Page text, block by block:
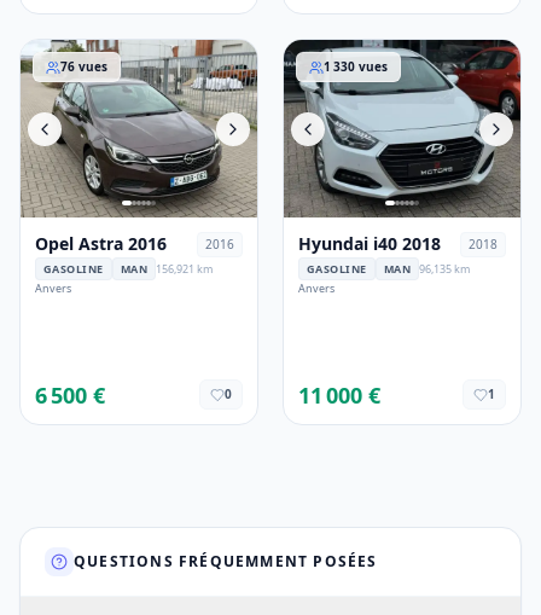
Opel Astra 2016
76 vues
Opel Astra 2016 2016
GASOLINE MAN
156,921 km
Anvers
6 500 € 0
Hyundai i40 2018
1 330 vues
Hyundai i40 2018 2018
GASOLINE MAN 96,135 km
Anvers
11 000 € 1
QUESTIONS FRÉQUEMMENT POSÉES